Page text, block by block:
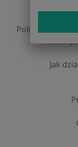
Polityka
Polityka
dane
Jak